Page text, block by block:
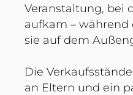
Veranstaltung, bei
aufkam – während
sie auf dem
Die
an Eltern und ein